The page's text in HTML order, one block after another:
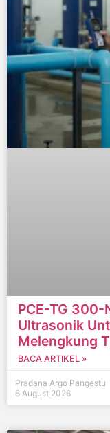
PCE-TG 300-
Ultrasonik
Melengkung
BACA ARTIKEL »
Pradana Argo Pangestu
6 August 2026